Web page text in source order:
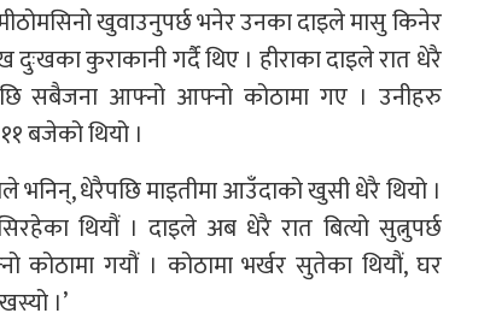
खुवाउनुपर्छ भनेर उनका दाइले मासु किनेर
कुराकानी गर्दै थिए । हीराका दाइले रात धेरै
सबैजना आफ्नो आफ्नो कोठामा गए । उनीहरु
बजेको थियो ।
भनिन्, धेरैपछि माइतीमा आउँदाको खुसी धेरै थियो ।
थियौं । दाइले अब धेरै रात बित्यो सुत्नुपर्छ
गयौं । कोठामा भर्खर सुतेका थियौं, घर
।’